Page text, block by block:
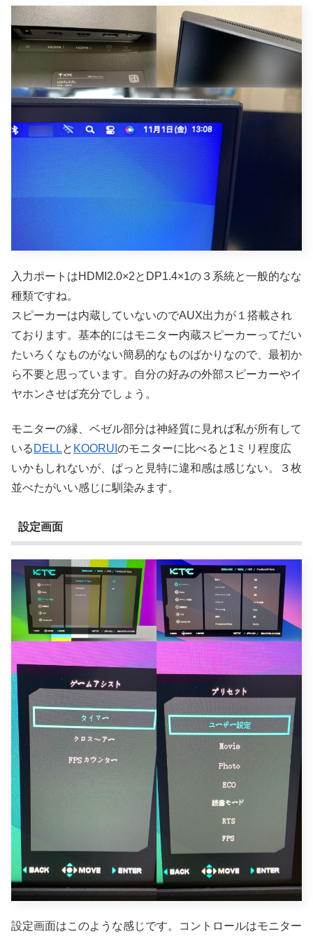
入力ポートはHDMI2.0×2とDP1.4×1の３系統と一般的なな
種類ですね。
スピーカーは内蔵していないのでAUX出力が１搭載され
ております。基本的にはモニター内蔵スピーカーってだい
たいろくなものがない簡易的なものばかりなので、最初か
ら不要と思っています。自分の好みの外部スピーカーやイ
ヤホンさせば充分でしょう。
モニターの縁、ベゼル部分は神経質に見れば私が所有して
いる DELLと KOORUI のモニターに比べると1ミリ程度広
いかもしれないが、ぱっと見特に違和感は感じない。３枚
並べたがいい感じに馴染みます。
設定画面
設定画面はこのような感じです。コントロールはモニター